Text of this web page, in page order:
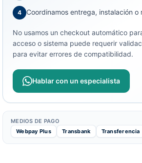
4 Coordinamos entrega, instalación o
No usamos un checkout automático
acceso o sistema puede requerir
para evitar errores de compatibilidad.
Hablar con un especialista
MEDIOS DE PAGO
Webpay Plus
Transbank Transferencia